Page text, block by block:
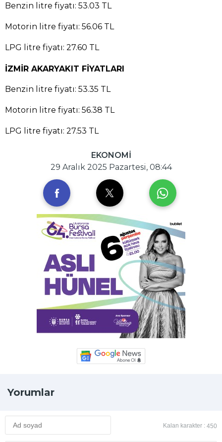
Benzin litre fiyatı: 53.03 TL
Motorin litre fiyatı: 56.06 TL
LPG litre fiyatı: 27.60 TL
İZMİR AKARYAKIT FİYATLARI
Benzin litre fiyatı: 53.35 TL
Motorin litre fiyatı: 56.38 TL
LPG litre fiyatı: 27.53 TL
EKONOMİ
29 Aralık 2025 Pazartesi, 08:44
Yorumlar
Kalan karakter : 450